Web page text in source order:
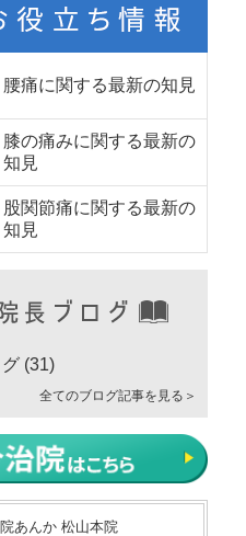
腰痛に関する最新の知見
膝の痛みに関する最新の
知見
股関節痛に関する最新の
知見
(31)
全てのブログ記事を見る＞
あんか 松山本院